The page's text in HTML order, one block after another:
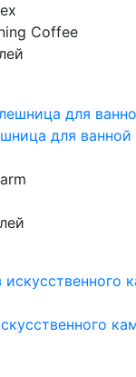
Coffee
для ванной